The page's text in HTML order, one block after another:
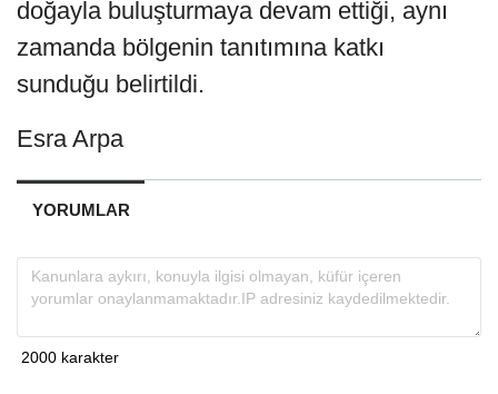
doğayla buluşturmaya devam ettiği, aynı
zamanda bölgenin tanıtımına katkı
sunduğu belirtildi.
Esra Arpa
YORUMLAR